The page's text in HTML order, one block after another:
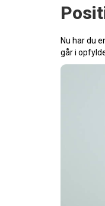
Nu har du
går i